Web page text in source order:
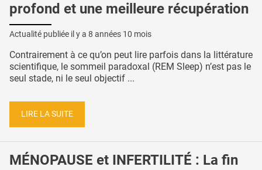
profond et une meilleure récupération
Actualité publiée il y a 8 années 10 mois
Contrairement à ce qu’on peut lire parfois dans la littérature
scientifique, le sommeil paradoxal (REM Sleep) n’est pas le
seul stade, ni le seul objectif ...
LIRE LA SUITE
MÉNOPAUSE et INFERTILITÉ : La fin